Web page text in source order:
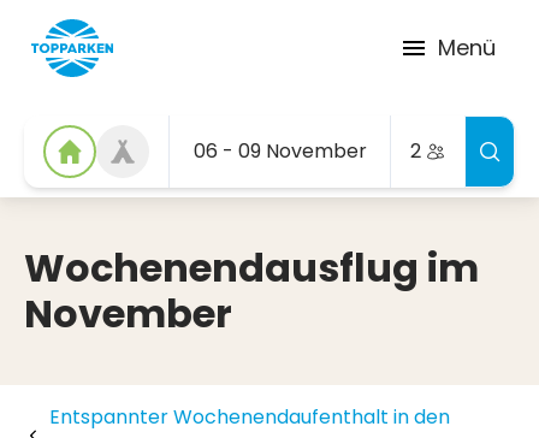
Menü
06 - 09 November 2
Wochenendausflug im
November
Entspannter Wochenendaufenthalt in den